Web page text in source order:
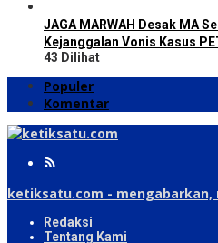
JAGA MARWAH Desak MA
Kejanggalan Vonis Kasus
43 Dilihat
Populer
Komentar
ketiksatu.com - mengabarkan,
Redaksi
Tentang Kami